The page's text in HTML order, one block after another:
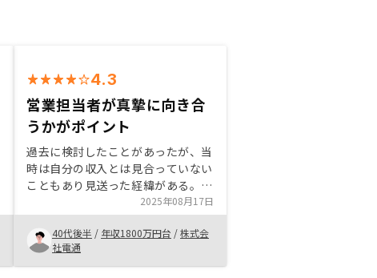
4.3
営業担当者が真摯に向き合
うかがポイント
過去に検討したことがあったが、当
時は自分の収入とは見合っていない
こともあり見送った経緯がある。今
回、改めて検討したときに営業担当
者の丁寧な説明と他社比較で購入を
決めた。 検討している方に向けて
は、ご自身の収入、余裕資金を担当
者としっかり議論することが必要だ
2025年08月17日
40代後半 / 年収1800万円台 /株式会
社電通